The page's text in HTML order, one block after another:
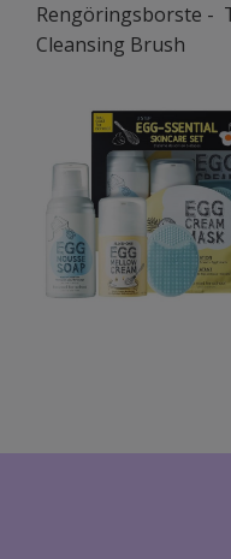
Rengöringsborste -
Cleansing Brush